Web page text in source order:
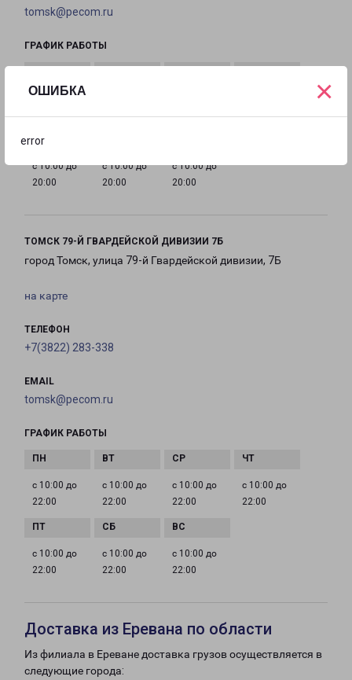
ОШИБКА
error
×
tomsk@pecom.ru
ГРАФИК РАБОТЫ
с 10:00 до
20:00
20:00
20:00
20:00
с 10:00 до
20:00
с 10:00 до
20:00
с 10:00 до
20:00
ТОМСК 79-Й ГВАРДЕЙСКОЙ ДИВИЗИИ 7Б
город Томск, улица 79-й Гвардейской дивизии, 7Б
на карте
ТЕЛЕФОН
+7(3822) 283-338
EMAIL
tomsk@pecom.ru
ГРАФИК РАБОТЫ
с 10:00 до
22:00
с 10:00 до
22:00
с 10:00 до
22:00
с 10:00 до
22:00
с 10:00 до
22:00
с 10:00 до
22:00
с 10:00 до
22:00
Доставка из Еревана по области
Из филиала в Ереване доставка грузов осуществляется в
следующие города: